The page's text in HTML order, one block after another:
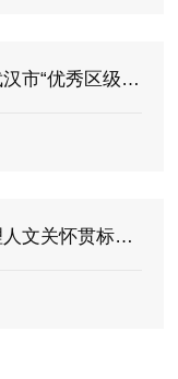
喜报：江夏区护理质控中心荣获武汉市“优秀区级质控中心”称号
喜讯！协和江南医院获国家级护理人文关怀贯标授牌